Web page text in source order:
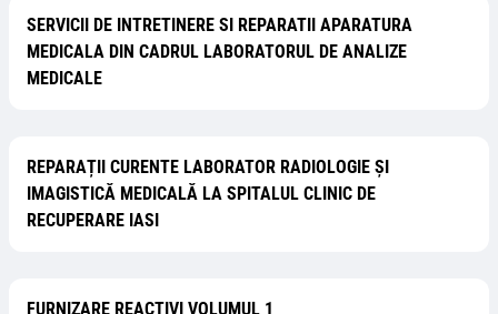
SERVICII DE INTRETINERE SI REPARATII APARATURA
MEDICALA DIN CADRUL LABORATORUL DE ANALIZE
MEDICALE
REPARAȚII CURENTE LABORATOR RADIOLOGIE ȘI
IMAGISTICĂ MEDICALĂ LA SPITALUL CLINIC DE
RECUPERARE IASI
FURNIZARE REACTIVI VOLUMUL 1